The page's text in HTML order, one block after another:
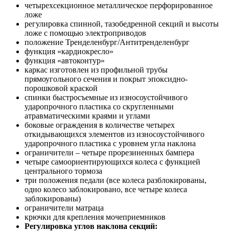
четырехсекционное металлическое перфорированное
ложе
регулировка спинной, тазобедренной секций и высоты
ложе с помощью электроприводов
положение Тренделенбург/Антитренделенбург
функция «кардиокресло»
функция «автоконтур»
каркас изготовлен из профильной трубы
прямоугольного сечения и покрыт эпоксидно-
порошковой краской
спинки быстросъемные из износоустойчивого
ударопрочного пластика со скругленными
атравматическими краями и углами
боковые ограждения в количестве четырех
откидывающихся элементов из износоустойчивого
ударопрочного пластика с уровнем угла наклона
ограничители – четыре прорезиненных бампера
четыре самоориентирующихся колеса с функцией
центрального тормоза
три положения педали (все колеса разблокированы,
одно колесо заблокировано, все четыре колеса
заблокированы)
ограничители матраца
крючки для крепления мочеприемников
Регулировка углов наклона секций: